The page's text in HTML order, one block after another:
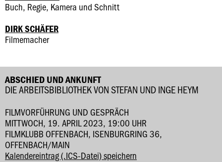
Buch, Regie, Kamera und Schnitt
DIRK SCHÄFER
Filmemacher
ABSCHIED UND ANKUNFT
DIE ARBEITSBIBLIOTHEK VON STEFAN UND INGE HEYM
FILMVORFÜHRUNG UND GESPRÄCH
MITTWOCH, 19. APRIL 2023, 19:00 UHR
FILMKLUBB OFFENBACH, ISENBURGRING 36,
OFFENBACH/MAIN
Kalendereintrag (.ICS-Datei) speichern